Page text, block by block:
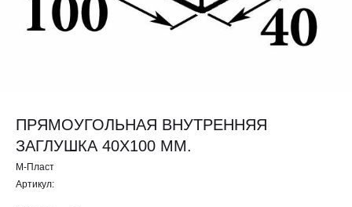
ПРЯМОУГОЛЬНАЯ ВНУТРЕННЯЯ
ЗАГЛУШКА 40X100 ММ.
М-Пласт
Артикул: